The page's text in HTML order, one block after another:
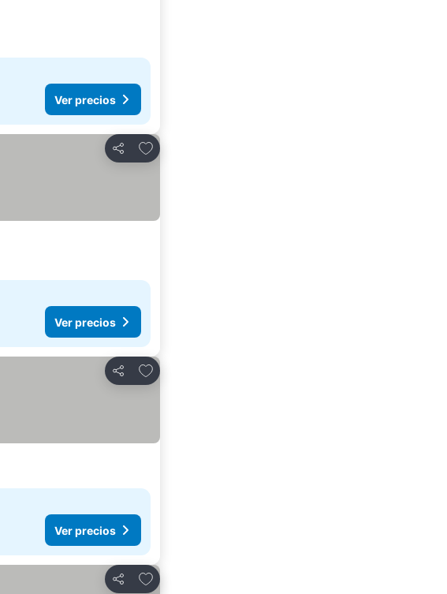
Ver precios
Compartir
Agregar a favoritos
Ver precios
Compartir
Agregar a favoritos
Ver precios
Compartir
Agregar a favoritos